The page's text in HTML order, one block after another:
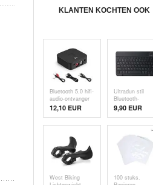
KLANTEN KOCHTEN OOK
Bluetooth 5.0 hifi-
audio-ontvanger
met NFC WB11
12,10 EUR
Ultradun stil
Bluetooth-
toetsenbord voor
pc, tablet, iPad,
telefoon, tv -
zwart
9,90 EUR
West Biking
100 stuks.